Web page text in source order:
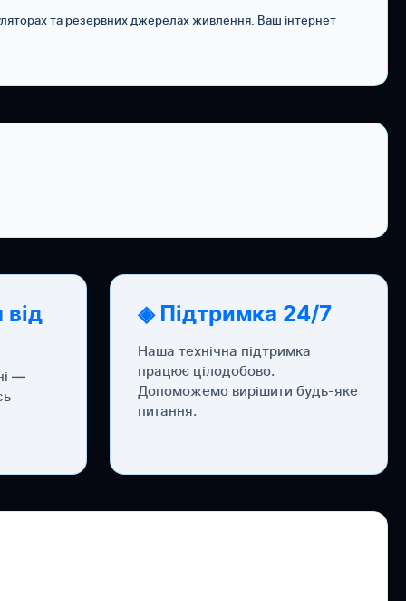
та резервних джерелах живлення. Ваш інтернет
—
◈ Підтримка 24/7
Наша технічна підтримка
працює цілодобово.
Допоможемо вирішити будь-яке
питання.